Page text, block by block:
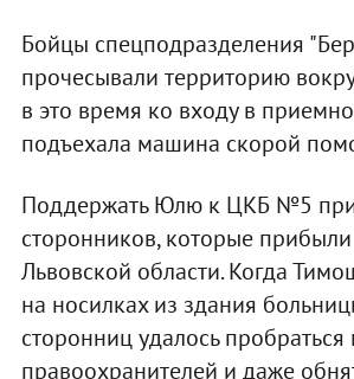
Бойцы спецподразделения
прочесывали территорию
в это время ко входу в
подъехала машина скорой
Поддержать Юлю к ЦКБ №5
сторонников, которые
Львовской области. Когда
на носилках из здания
сторонниц удалось
правоохранителей и даже